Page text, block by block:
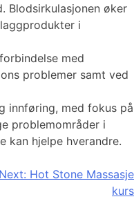
Blodsirkulasjonen øker
i
med
problemer samt ved
innføring, med fokus på
problemområder i
kan hjelpe hverandre.
Next: Hot Stone Massasje
kurs